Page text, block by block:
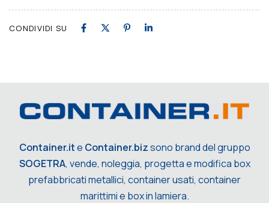
CONDIVIDI SU
Container.ite Container.bizsono brand del gruppo
SOGETRA, vende, noleggia, progetta e modifica box
prefabbricati metallici, container usati, container
marittimi e box in lamiera.